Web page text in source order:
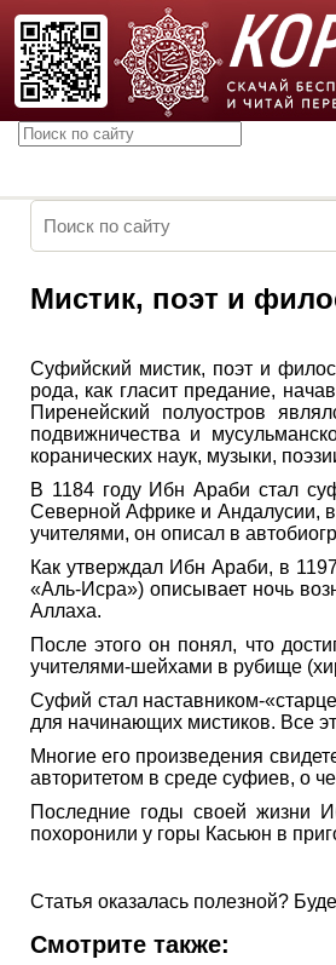
Мистик, поэт и
Суфийский мистик, поэт и
рода, как гласит предание,
Пиренейский полуостров
подвижничества и
коранических наук, музыки,
В 1184 году Ибн Араби стал
Северной Африке и Андалусии, в
учителями, он описал в
Как утверждал Ибн Араби, в
«Аль-Исра») описывает ночь
Аллаха.
После этого он понял, что
учителями-шейхами в рубище
Суфий стал наставником-
для начинающих мистиков. Все
Многие его произведения
авторитетом в среде суфиев, о
Последние годы своей жизни
похоронили у горы Касьюн в
Статья оказалась полезной?
Смотрите также: